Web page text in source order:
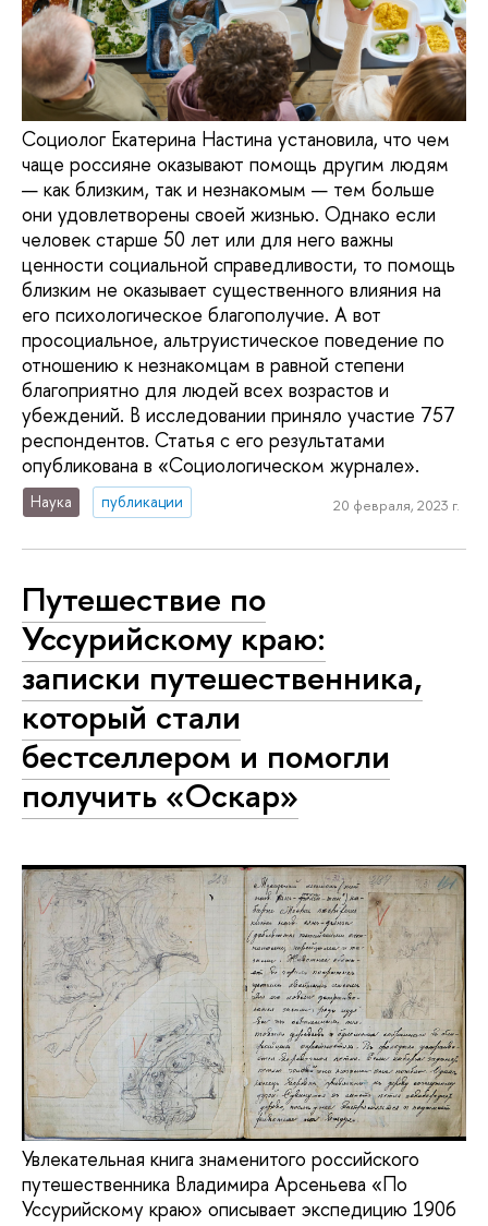
Социолог Екатерина Настина установила, что чем
чаще россияне оказывают помощь другим людям
— как близким, так и незнакомым — тем больше
они удовлетворены своей жизнью. Однако если
человек старше 50 лет или для него важны
ценности социальной справедливости, то помощь
близким не оказывает существенного влияния на
его психологическое благополучие. А вот
просоциальное, альтруистическое поведение по
отношению к незнакомцам в равной степени
благоприятно для людей всех возрастов и
убеждений. В исследовании приняло участие 757
респондентов. Статья с его результатами
опубликована в «Социологическом журнале».
Наука публикации 20 февраля, 2023 г.
Путешествие по
Уссурийскому краю:
записки путешественника,
который стали
бестселлером и помогли
получить «Оскар»
Увлекательная книга знаменитого российского
путешественника Владимира Арсеньева «По
Уссурийскому краю» описывает экспедицию 1906